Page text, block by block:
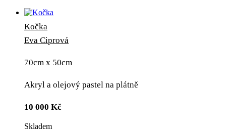
Kočka
Eva Ciprová
70cm x 50cm
Akryl a olejový pastel na plátně
10 000 Kč
Skladem